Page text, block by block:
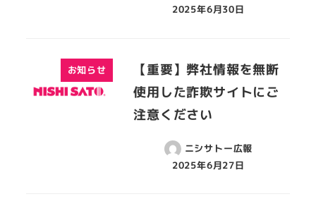
2025年6月30日
お知らせ
【重要】弊社情報を無断
使用した詐欺サイトにご
注意ください
ニシサトー広報
2025年6月27日